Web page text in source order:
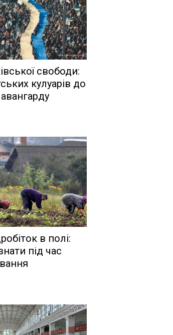
свободи:
кулуарів до
в полі:
під час